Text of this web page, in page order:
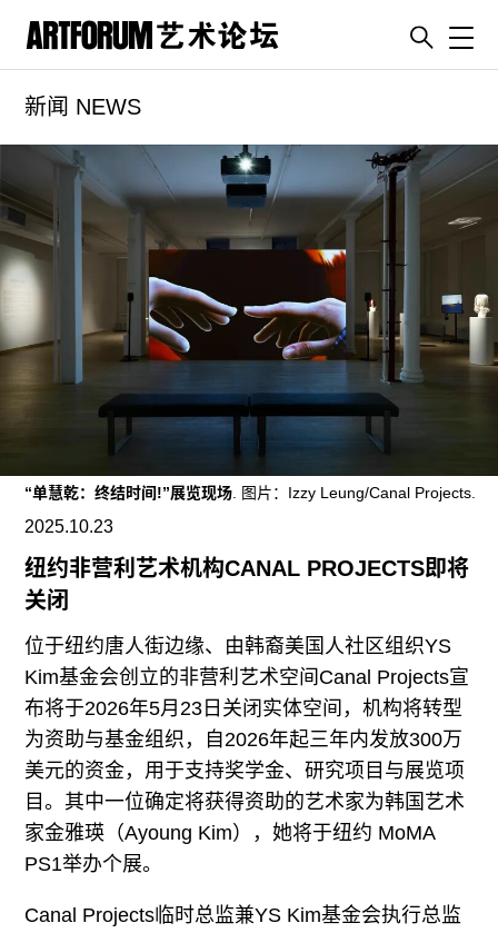
artguide
新闻
展评
杂志
专栏
ENGLISH
ART & EDUCATION
往期内容
关注我们
新闻 NEWS
“单慧乾：终结时间!”展览现场 . 图片：Izzy Leung/Canal Projects.
2025.10.23
纽约非营利艺术机构CANAL PROJECTS即将
关闭
位于纽约唐人街边缘、由韩裔美国人社区组织YS
Kim基金会创立的非营利艺术空间Canal Projects宣
布将于2026年5月23日关闭实体空间，机构将转型
为资助与基金组织，自2026年起三年内发放300万
美元的资金，用于支持奖学金、研究项目与展览项
目。其中一位确定将获得资助的艺术家为韩国艺术
家金雅瑛（Ayoung Kim），她将于纽约 MoMA
PS1举办个展。
Canal Projects临时总监兼YS Kim基金会执行总监